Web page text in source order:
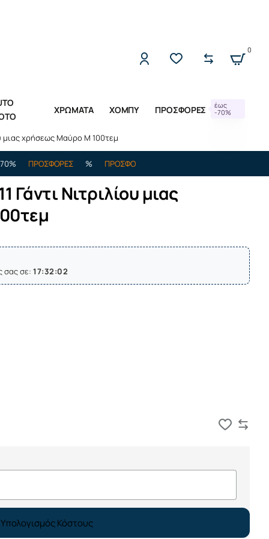
0
ΧΡΩΜΑΤΑ ΧΟΜΠΥ ΠΡΟΣΦΟΡΕΣ
έως
-70%
μιας χρήσεως Μαύρο M 100τεμ
ΠΡΟΣΦΟΡΕΣ % ΠΡΟΣΦΟΡΕΣ
Γάντι Νιτριλίου μιας
σας σε: 17:32:01
Υπολογισμός Κόστους